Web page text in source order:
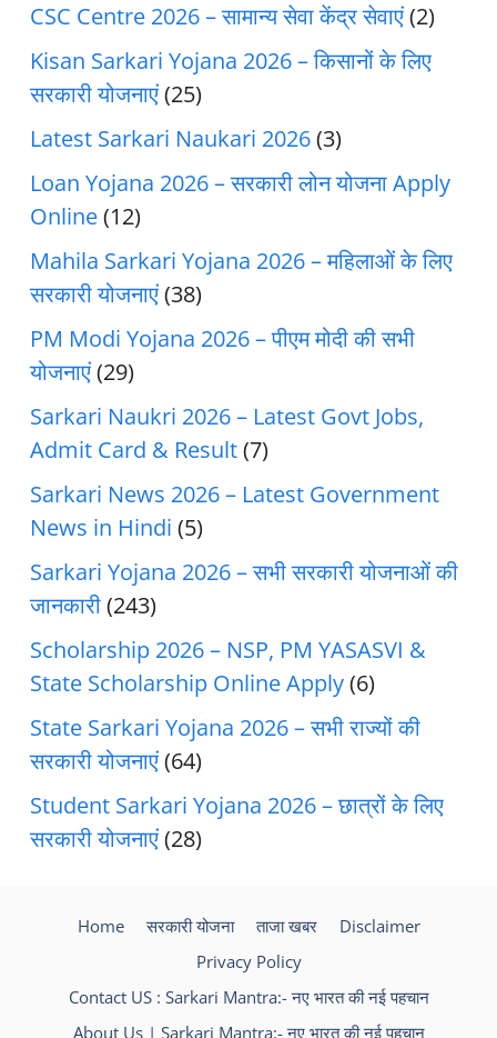
CSC Centre 2026 – सामान्य सेवा केंद्र सेवाएं(2)
Kisan Sarkari Yojana 2026 – किसानों के लिए
सरकारी योजनाएं(25)
Latest Sarkari Naukari 2026(3)
Loan Yojana 2026 – सरकारी लोन योजना Apply
Online(12)
Mahila Sarkari Yojana 2026 – महिलाओं के लिए
सरकारी योजनाएं(38)
PM Modi Yojana 2026 – पीएम मोदी की सभी
योजनाएं(29)
Sarkari Naukri 2026 – Latest Govt Jobs,
Admit Card & Result(7)
Sarkari News 2026 – Latest Government
News in Hindi (5)
Sarkari Yojana 2026 – सभी सरकारी योजनाओं की
जानकारी(243)
Scholarship 2026 – NSP, PM YASASVI &
State Scholarship Online Apply(6)
State Sarkari Yojana 2026 – सभी राज्यों की
सरकारी योजनाएं(64)
Student Sarkari Yojana 2026 – छात्रों के लिए
सरकारी योजनाएं(28)
Home सरकारी योजना ताजा खबर
Disclaimer
Privacy Policy
Contact US : Sarkari Mantra:- नए भारत की नई पहचान
About Us | Sarkari Mantra:- नए भारत की नई पहचान